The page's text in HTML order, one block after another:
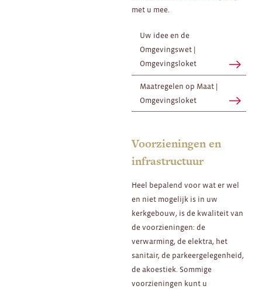
met u mee.
Uw idee en de
Omgevingswet |
Omgevingsloket
Maatregelen op Maat |
Omgevingsloket
Voorzieningen en
infrastructuur
Heel bepalend voor wat er wel
en niet mogelijk is in uw
kerkgebouw, is de kwaliteit van
de voorzieningen: de
verwarming, de elektra, het
sanitair, de parkeergelegenheid,
de akoestiek. Sommige
voorzieningen kunt u